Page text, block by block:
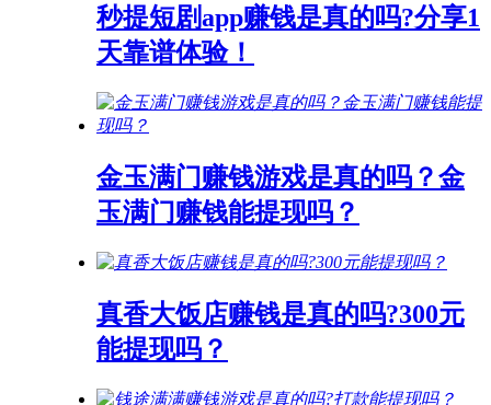
秒提短剧app赚钱是真的吗?分享1
天靠谱体验！
金玉满门赚钱游戏是真的吗？金
玉满门赚钱能提现吗？
真香大饭店赚钱是真的吗?300元
能提现吗？